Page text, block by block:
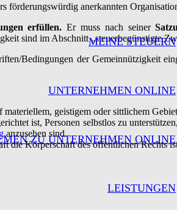
MEINE STEUERN
UNTERNEHMEN ONLINE
ZU UNTERNEHMEN ONLINE
LEISTUNGEN
förderungswürdig anerkannten
erfüllen. Er muss nach seiner
sind im Abschnitt „steuerbegünstigte
Bedingungen der Gemeinnützigkeit
geistigem oder sittlichem
ist, Personen selbstlos zu
anzusehen sind.
die Körperschaft des öffentlichen Rechts